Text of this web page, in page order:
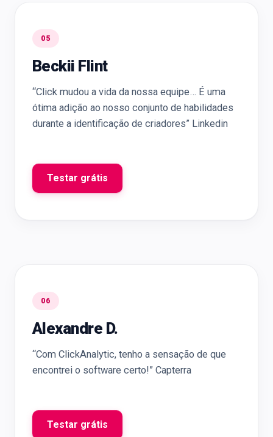
05
Beckii Flint
“Click mudou a vida da nossa equipe… É uma
ótima adição ao nosso conjunto de habilidades
durante a identificação de criadores” Linkedin
Testar grátis
06
Alexandre D.
“Com ClickAnalytic, tenho a sensação de que
encontrei o software certo!” Capterra
Testar grátis